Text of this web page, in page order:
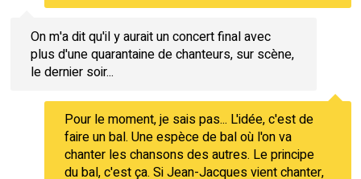
On m'a dit qu'il y aurait un concert final avec
plus d'une quarantaine de chanteurs, sur scène,
le dernier soir...
Pour le moment, je sais pas... L'idée, c'est de
faire un bal. Une espèce de bal où l'on va
chanter les chansons des autres. Le principe
du bal, c'est ça. Si Jean-Jacques vient chanter,